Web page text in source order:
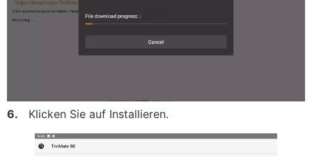
6. Klicken Sie auf Installieren.